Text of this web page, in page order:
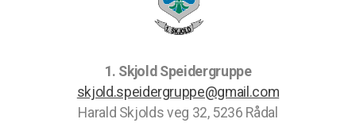
1. Skjold Speidergruppe
skjold.speidergruppe@gmail.com
Harald Skjolds veg 32, 5236 Rådal